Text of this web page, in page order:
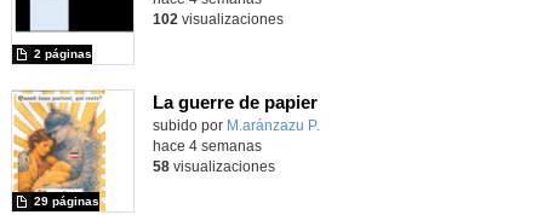
2 páginas
102 visualizaciones
La guerre de papier
Contenido educativo.
subido por M.aránzazu P.
29 páginas
hace 4 semanas
58visualizaciones